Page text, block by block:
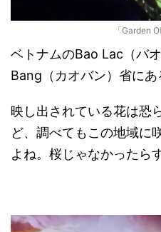
「Garden
ベトナムのBao Lac（バ
Bang（カオバン）省にあ
映し出されている花は恐
ど、調べてもこの地域に
よね。桜じゃなかったら